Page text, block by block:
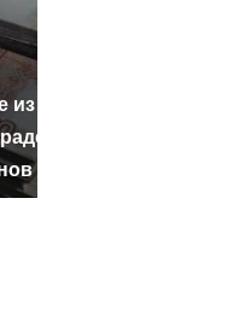
из казны
18
рублей